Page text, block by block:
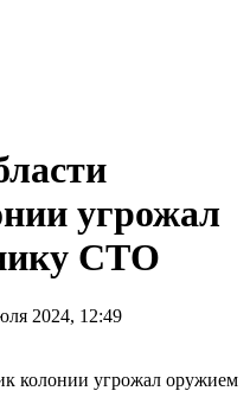
угрожал
СТО
2024, 12:49